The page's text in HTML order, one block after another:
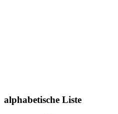
alphabetische Liste